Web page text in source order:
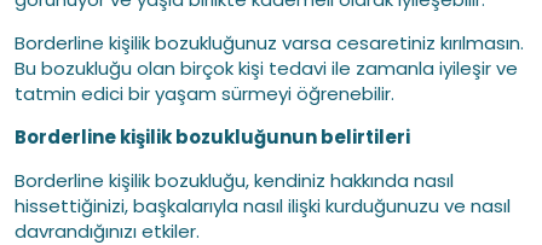
Borderline kişilik bozukluğunuz varsa cesaretiniz kırılmasın.
Bu bozukluğu olan birçok kişi tedavi ile zamanla iyileşir ve
tatmin edici bir yaşam sürmeyi öğrenebilir.
Borderline kişilik bozukluğunun belirtileri
Borderline kişilik bozukluğu, kendiniz hakkında nasıl
hissettiğinizi, başkalarıyla nasıl ilişki kurduğunuzu ve nasıl
davrandığınızı etkiler.